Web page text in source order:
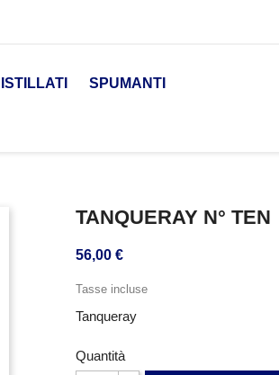
SPUMANTI
TANQUERAY N° TEN
56,00 €
Tasse incluse
Tanqueray
Quantità